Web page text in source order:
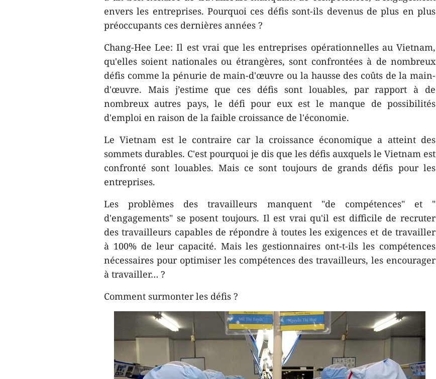
envers les entreprises. Pourquoi ces défis sont-ils devenus de plus en plus
préoccupants ces dernières années ?
Chang-Hee Lee: Il est vrai que les entreprises opérationnelles au Vietnam,
qu'elles soient nationales ou étrangères, sont confrontées à de nombreux
défis comme la pénurie de main-d'œuvre ou la hausse des coûts de la main-
d'œuvre. Mais j’estime que ces défis sont louables, par rapport à de
nombreux autres pays, le défi pour eux est le manque de possibilités
d'emploi en raison de la faible croissance de l'économie.
Le Vietnam est le contraire car la croissance économique a atteint des
sommets durables. C'est pourquoi je dis que les défis auxquels le Vietnam est
confronté sont louables. Mais ce sont toujours de grands défis pour les
entreprises.
Les problèmes des travailleurs manquent "de compétences" et "
d'engagements" se posent toujours. Il est vrai qu'il est difficile de recruter
des travailleurs capables de répondre à toutes les exigences et de travailler
à 100% de leur capacité. Mais les gestionnaires ont-t-ils les compétences
nécessaires pour optimiser les compétences des travailleurs, les encourager
à travailler… ?
Comment surmonter les défis ?